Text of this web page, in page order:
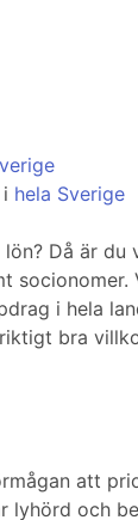
hela Sverige
Då är du
i hela
bra
att
och